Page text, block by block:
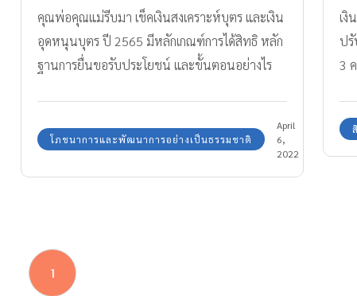
คุณพ่อคุณแม่รีบมา เช็คเงินสงเคราะห์บุตร และเงิน
อุดหนุนบุตร ปี 2565 มีหลักเกณฑ์การได้สิทธิ หลัก
ฐานการยื่นขอรับประโยชน์ และขั้นตอนอย่างไร
โภชนาการและพัฒนาการอย่างเป็นธรรมชาติ
April
6,
2022
เงิ
ป
3
1